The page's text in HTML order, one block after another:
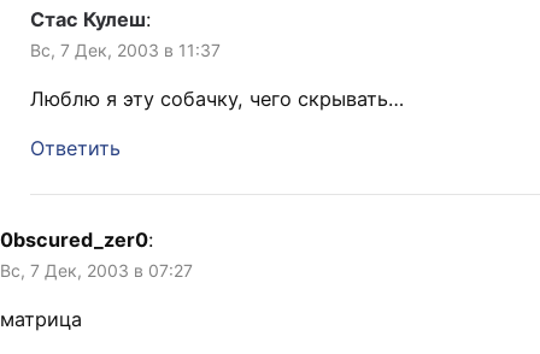
Стас Кулеш:
Вс, 7 Дек, 2003 в 11:37
Люблю я эту собачку, чего скрывать…
Ответить
0bscured_zer0:
Вс, 7 Дек, 2003 в 07:27
матрица